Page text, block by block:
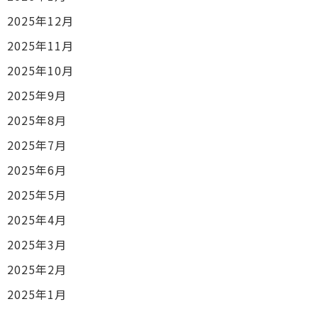
2025年12月
2025年11月
2025年10月
2025年9月
2025年8月
2025年7月
2025年6月
2025年5月
2025年4月
2025年3月
2025年2月
2025年1月